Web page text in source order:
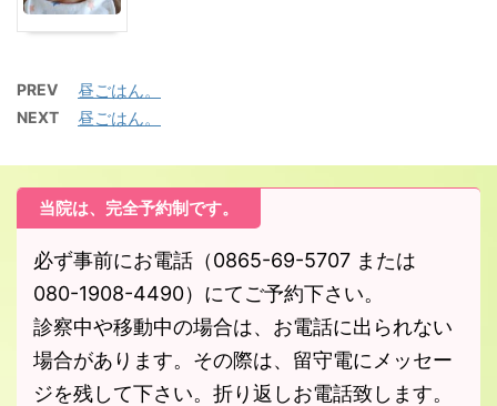
PREV 昼ごはん。
NEXT 昼ごはん。
当院は、完全予約制です。
必ず事前にお電話（0865-69-5707 または
080-1908-4490）にてご予約下さい。
診察中や移動中の場合は、お電話に出られない
場合があります。その際は、留守電にメッセー
ジを残して下さい。折り返しお電話致します。